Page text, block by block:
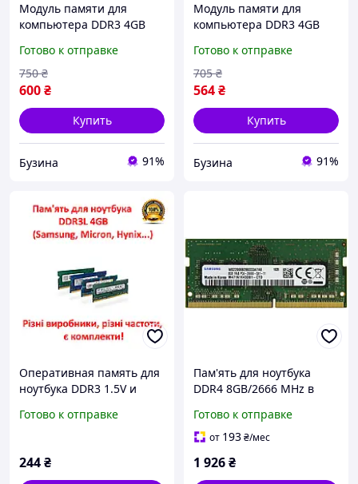
Модуль памяти для
компьютера DDR3 4GB
HMT451U6BFR8C-PB
buzyna
Готово к отправке
600₴
750 ₴
Купить
Бузина 91%
Модуль памяти для
компьютера DDR3 4GB
GM16N11/4 buzyna
Готово к отправке
564₴
705 ₴
Купить
Бузина 91%
Оперативная память для
ноутбука DDR3 1.5V и
(Kingston, Samsung,
Готово к отправке
244₴
Пам'ять для ноутбука
DDR4 8GB/2666 MHz в
Готово к отправке
от 193₴/мес
1 926₴